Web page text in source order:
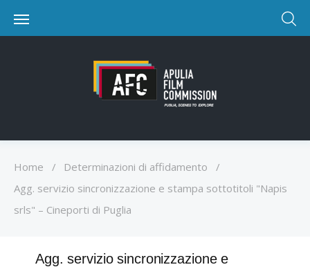
Home / Determinazioni di affidamento
/
Agg. servizio sincronizzazione e stampa sottotitoli "Napis
srls" – Cineporti di Puglia
Agg. servizio sincronizzazione e